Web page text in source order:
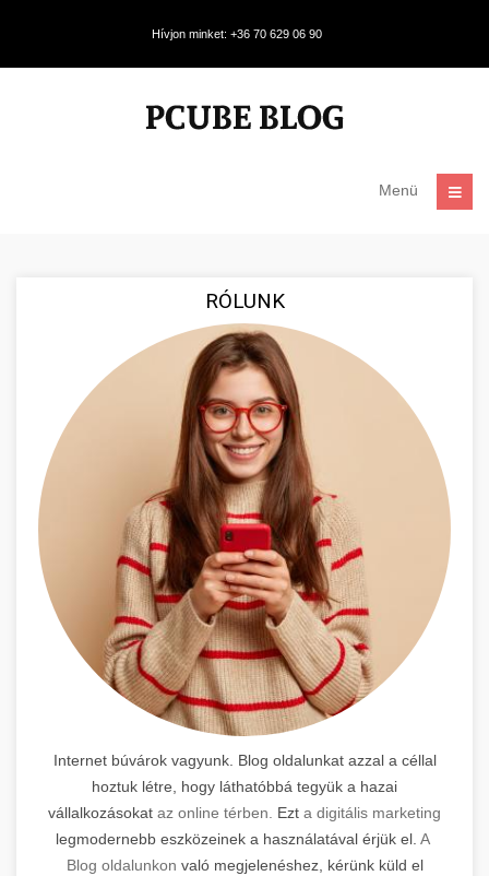
Hívjon minket: +36 70 629 06 90
Menü
RÓLUNK
Internet búvárok vagyunk. Blog oldalunkat azzal a céllal
hoztuk létre, hogy láthatóbbá tegyük a hazai
vállalkozásokat az online térben. Ezt a digitális marketing
legmodernebb eszközeinek a használatával érjük el. A
Blog oldalunkon való megjelenéshez, kérünk küld el